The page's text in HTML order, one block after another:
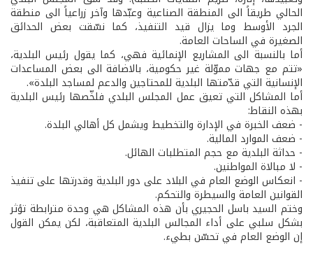
الحالي طريقاً الى المنطقة الصناعية وعبّدها وآخر زراعياً الى منطقة
الجرد الأوسط وما يزال قيد التنفيذ، كما نسّقت بعض الحدائق
الصغيرة في الساحات العامة.
أما بالنسبة الى المشاريع الإنمائية فهي، كما يقول رئيس البلدية،
«تتم مع جهات مموّلة غير حكومية، بالاضافة الى بعض المساعدات
الإنسانية التي قدّمتها البلدية للمحتاجين والدعم لمساجد البلدة».
أما المشاكل التي تعيق عمل المجلس البلدي فلخّصها رئيس البلدية
بهذه النقاط:
- ضعف الخبرة في الإدارة والتخطيط ويشمل كل أهالي البلدة.
- ضعف الموارد المالية.
- حداثة البلدية مع حجم المتطلبات الهائل.
- لا مبالاة المواطنين.
- انعكاس الوضع العام في البلاد على دور البلدية وقدرتها على تنفيذ
القوانين العامة والسيطرة والتحكم.
وختم السيد باسل الحجيري بأن هذه المشاكل هي وحدة مترابطة تؤثر
بشكل سلبي على أداء المجالس البلدية المتعاقبة، لكن يمكن القول
إن الوضع العام في تحسّن بطيء.